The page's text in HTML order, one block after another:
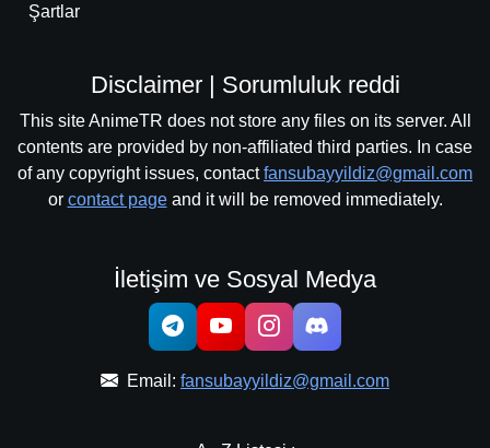
Şartlar
Disclaimer | Sorumluluk reddi
This site AnimeTR does not store any files on its server. All
contents are provided by non-affiliated third parties. In case
of any copyright issues, contactfansubayyildiz@gmail.com
or contact pageand it will be removed immediately.
İletişim ve Sosyal Medya
Email: fansubayyildiz@gmail.com